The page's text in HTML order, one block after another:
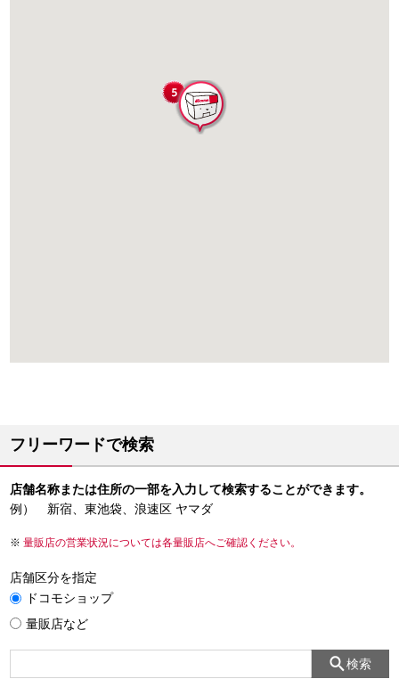
フリーワードで検索
店舗名称または住所の一部を入力して検索することができます。
例） 新宿、東池袋、浪速区 ヤマダ
量販店の営業状況については各量販店へご確認ください。
店舗区分を指定
ドコモショップ
量販店など
検索